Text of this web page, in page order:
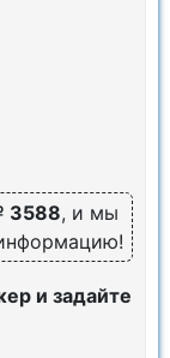
3588, и мы
и задайте